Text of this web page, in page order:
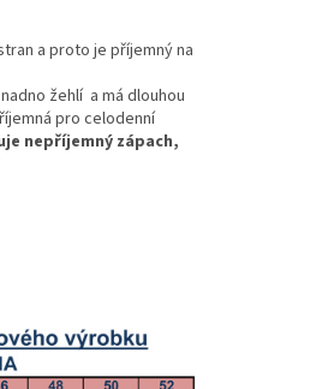
a proto je příjemný na
žehlí a má dlouhou
pro celodenní
nepříjemný zápach,